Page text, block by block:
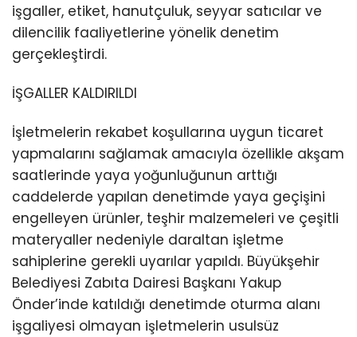
işgaller, etiket, hanutçuluk, seyyar satıcılar ve
dilencilik faaliyetlerine yönelik denetim
gerçekleştirdi.
İŞGALLER KALDIRILDI
İşletmelerin rekabet koşullarına uygun ticaret
yapmalarını sağlamak amacıyla özellikle akşam
saatlerinde yaya yoğunluğunun arttığı
caddelerde yapılan denetimde yaya geçişini
engelleyen ürünler, teşhir malzemeleri ve çeşitli
materyaller nedeniyle daraltan işletme
sahiplerine gerekli uyarılar yapıldı. Büyükşehir
Belediyesi Zabıta Dairesi Başkanı Yakup
Önder’inde katıldığı denetimde oturma alanı
işgaliyesi olmayan işletmelerin usulsüz